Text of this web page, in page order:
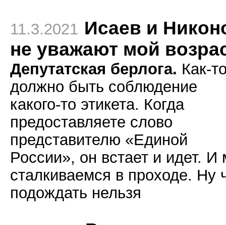
11.3.2021 Исаев и
не уважают мой
Депутатская берлога. Как-
должно быть соблюдение
какого-то этикета. Когда
предоставляете слово
представителю «Единой
России», он встает и идет. И
сталкиваемся в проходе. Ну
подождать нельзя